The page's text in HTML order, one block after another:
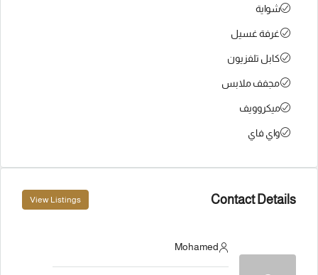
شواية
غرفة غسيل
كابل تلفزيون
مجفف ملابس
ميكروويف
واي فاي
Contact Details
View Listings
Mohamed